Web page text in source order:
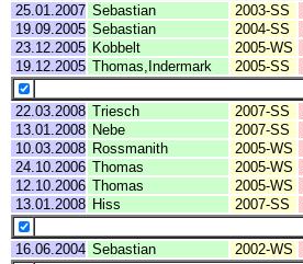
25.01.2007 Sebastian 2003-SS
19.09.2005 Sebastian 2004-SS
23.12.2005 Kobbelt 2005-WS
19.12.2005 Thomas,Indermark 2005-SS
22.03.2008 Triesch 2007-SS
13.01.2008 Nebe 2007-SS
10.03.2008 Rossmanith 2005-WS
24.10.2006 Thomas 2005-WS
12.10.2006 Thomas 2005-WS
13.01.2008 Hiss 2007-SS
16.06.2004 Sebastian 2002-WS